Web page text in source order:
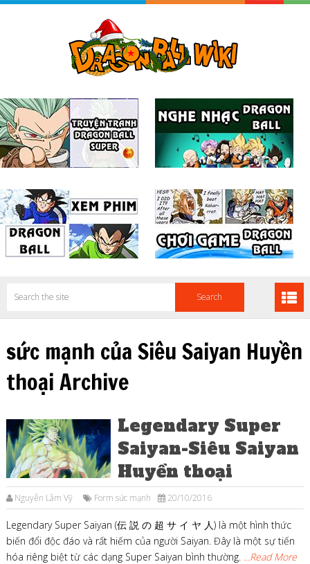
sức mạnh của Siêu Saiyan Huyền
thoại Archive
Legendary Super
Saiyan-Siêu Saiyan
Huyền thoại
Nguyễn Lâm Vỹ Form sức mạnh 20/10/2016
Legendary Super Saiyan (伝 説 の 超 サ イ ヤ 人) là một hình thức
biến đổi độc đáo và rất hiếm của người Saiyan. Đây là một sự tiến
hóa riêng biệt từ các dạng Super Saiyan bình thường. ...Read More